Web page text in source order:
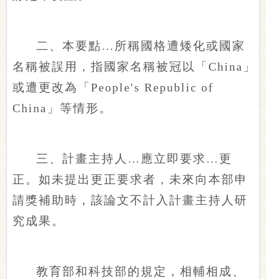
二、本要點…所稱國格遭矮化或國家
名稱被誤用，指國家名稱被冠以「China」
或遭更改為「People's Republic of
China」等情形。
三、計畫主持人…應立即要求…更
正。如未提出更正要求者，未來向本部申
請獎補助時，該論文不計入計畫主持人研
究成果。
教育部和科技部的規定，相輔相成、